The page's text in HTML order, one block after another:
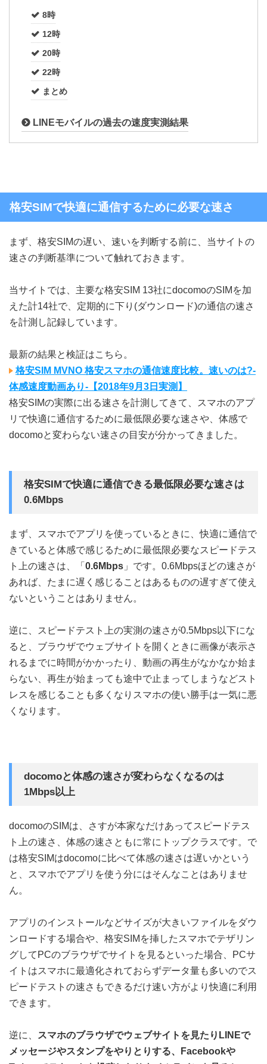
8時
12時
20時
22時
まとめ
LINEモバイルの過去の速度実測結果
格安SIMで快適に通信するために必要な速さ
まず、格安SIMの遅い、速いを判断する前に、当サイトの
速さの判断基準について触れておきます。
当サイトでは、主要な格安SIM 13社にdocomoのSIMを加
えた計14社で、定期的に下り(ダウンロード)の通信の速さ
を計測し記録しています。
最新の結果と検証はこちら。
格安SIM MVNO 格安スマホの通信速度比較。速いのは?-
体感速度動画あり-【2018年9月3日実測】
格安SIMの実際に出る速さを計測してきて、スマホのアプ
リで快適に通信するために最低限必要な速さや、体感で
docomoと変わらない速さの目安が分かってきました。
格安SIMで快適に通信できる最低限必要な速さは
0.6Mbps
まず、スマホでアプリを使っているときに、快適に通信で
きていると体感で感じるために最低限必要なスピードテス
ト上の速さは、「 0.6Mbps 」です。0.6Mbpsほどの速さが
あれば、たまに遅く感じることはあるものの遅すぎて使え
ないということはありません。
逆に、スピードテスト上の実測の速さが0.5Mbps以下にな
ると、ブラウザでウェブサイトを開くときに画像が表示さ
れるまでに時間がかかったり、動画の再生がなかなか始ま
らない、再生が始まっても途中で止まってしまうなどスト
レスを感じることも多くなりスマホの使い勝手は一気に悪
くなります。
docomoと体感の速さが変わらなくなるのは
1Mbps以上
docomoのSIMは、さすが本家なだけあってスピードテス
ト上の速さ、体感の速さともに常にトップクラスです。で
は格安SIMはdocomoに比べて体感の速さは遅いかという
と、スマホでアプリを使う分にはそんなことはありませ
ん。
アプリのインストールなどサイズが大きいファイルをダウ
ンロードする場合や、格安SIMを挿したスマホでテザリン
グしてPCのブラウザでサイトを見るといった場合、PCサ
イトはスマホに最適化されておらずデータ量も多いのでス
ピードテストの速さもできるだけ速い方がより快適に利用
できます。
逆に、
スマホのブラウザでウェブサイトを見たりLINEで
メッセージやスタンプをやりとりする、Facebookや